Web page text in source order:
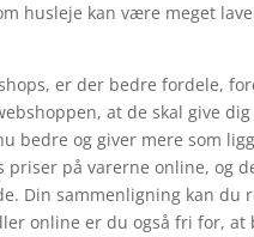
husleje kan være meget
er der bedre fordele,
at de skal give
bedre og giver mere som
på varerne online, og
Din sammenligning kan du
online er du også fri for,